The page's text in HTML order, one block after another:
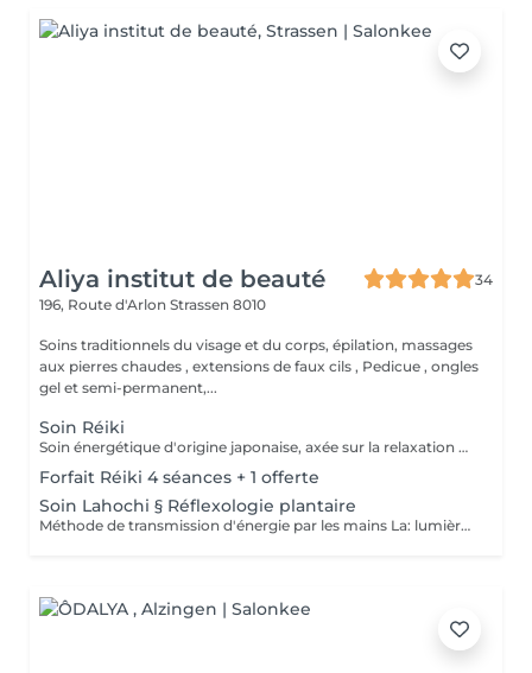
Aliya institut de beauté
34
196, Route d'Arlon Strassen 8010
Soins traditionnels du visage et du corps, épilation, massages
aux pierres chaudes , extensions de faux cils , Pedicue , ongles
gel et semi-permanent,...
Soin Réiki
Soin énergétique d'origine japonaise, axée sur la relaxation et l'harmonisation du corps et de l'esprit. REI: universel KI: énergie vital Le praticien pose doucement les mains sur les différentes zones , il n'y a pas de manipulation ou de pression. Effets: -Réduction du stress et de l'anxiété -Sensation de calme et de lâcher prise -Aide à apaiser le mental -favorise l'endormissement -Aide à relâcher les tensions émotionnelles le réiki est une pratique douce qui vise surtout : -la détente -l'équilibre émotionnel -le bien-être global A faire seul ou en cure de 4 séances
Forfait Réiki 4 séances + 1 offerte
Soin Lahochi § Réflexologie plantaire
Méthode de transmission d'énergie par les mains La: lumière, amour HO: mouvement de l'énergie CHI: energie vitale Effets: -Diminue le stress -Procure un calme profond et durable -Aide à harmoniser le corps et l'esprit - Energie retrouvée - Favorise le lâcher-prise -Harmonisation des Chakras Couplé à la réflexologie plantaire c'est un soin qui apporte une relaxation complète et durable alliant les bienfaits du soin énergétique et ceux de la réflexologie . A faire seul ou en cure de 4 séances "Détente absolue "